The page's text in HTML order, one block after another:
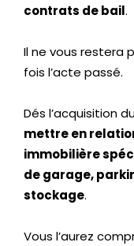
contrats de bail.
Il ne vous restera
fois l’acte passé.
Dés l’acquisition
mettre en
immobilière
de garage,
stockage.
Vous l’aurez